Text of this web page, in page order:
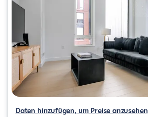
Daten hinzufügen, um Preise anzusehen